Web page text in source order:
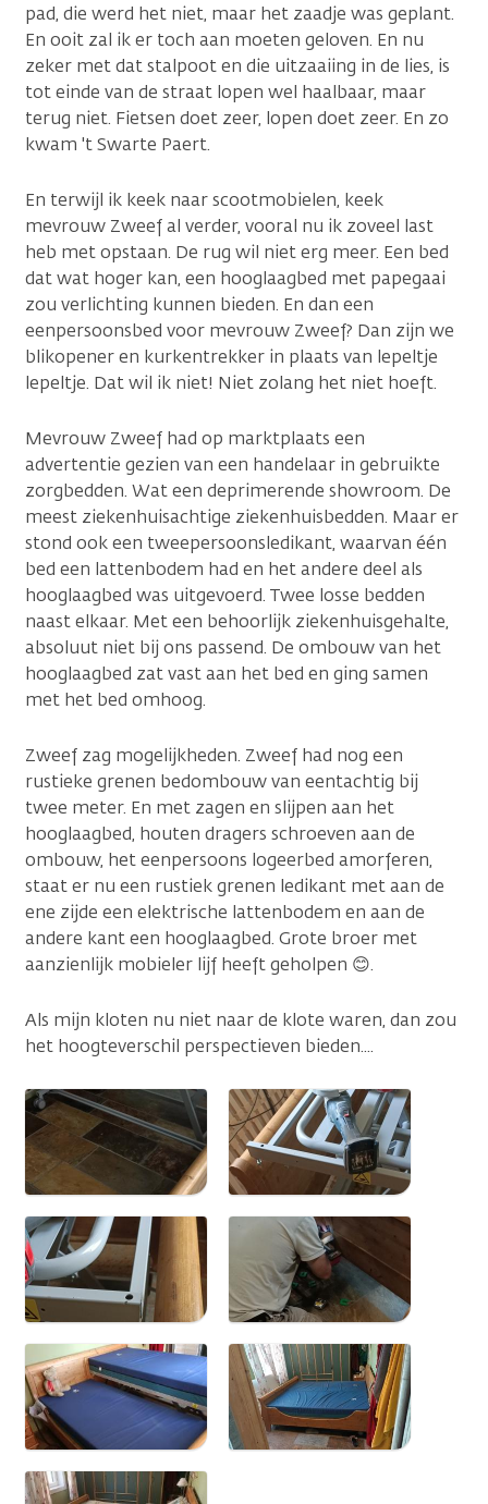
pad, die werd het niet, maar het zaadje was geplant.
En ooit zal ik er toch aan moeten geloven. En nu
zeker met dat stalpoot en die uitzaaiing in de lies, is
tot einde van de straat lopen wel haalbaar, maar
terug niet. Fietsen doet zeer, lopen doet zeer. En zo
kwam 't Swarte Paert.
En terwijl ik keek naar scootmobielen, keek
mevrouw Zweef al verder, vooral nu ik zoveel last
heb met opstaan. De rug wil niet erg meer. Een bed
dat wat hoger kan, een hooglaagbed met papegaai
zou verlichting kunnen bieden. En dan een
eenpersoonsbed voor mevrouw Zweef? Dan zijn we
blikopener en kurkentrekker in plaats van lepeltje
lepeltje. Dat wil ik niet! Niet zolang het niet hoeft.
Mevrouw Zweef had op marktplaats een
advertentie gezien van een handelaar in gebruikte
zorgbedden. Wat een deprimerende showroom. De
meest ziekenhuisachtige ziekenhuisbedden. Maar er
stond ook een tweepersoonsledikant, waarvan één
bed een lattenbodem had en het andere deel als
hooglaagbed was uitgevoerd. Twee losse bedden
naast elkaar. Met een behoorlijk ziekenhuisgehalte,
absoluut niet bij ons passend. De ombouw van het
hooglaagbed zat vast aan het bed en ging samen
met het bed omhoog.
Zweef zag mogelijkheden. Zweef had nog een
rustieke grenen bedombouw van eentachtig bij
twee meter. En met zagen en slijpen aan het
hooglaagbed, houten dragers schroeven aan de
ombouw, het eenpersoons logeerbed amorferen,
staat er nu een rustiek grenen ledikant met aan de
ene zijde een elektrische lattenbodem en aan de
andere kant een hooglaagbed. Grote broer met
aanzienlijk mobieler lijf heeft geholpen 😊.
Als mijn kloten nu niet naar de klote waren, dan zou
het hoogteverschil perspectieven bieden....